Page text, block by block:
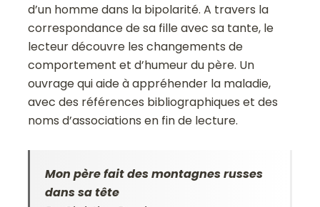
d’un homme dans la bipolarité. A travers la
correspondance de sa fille avec sa tante, le
lecteur découvre les changements de
comportement et d’humeur du père. Un
ouvrage qui aide à appréhender la maladie,
avec des références bibliographiques et des
noms d’associations en fin de lecture.
Mon père fait des montagnes russes
dans sa tête